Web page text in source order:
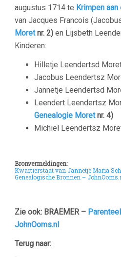
augustus 1714 te Krimpen
van Jacques Francois
Moretnr. 2) en Lijsbeth
Kinderen:
Hilletje Leendertsd
Jacobus Leendertsz
Jannetje Leendertsd
Leendert Leendertsz
Genealogie Moretnr. 4)
Michiel Leendertsz
Bronvermeldingen:
Kwartierstaat van Jannetje Maria
Genealogische Bronnen –
Zie ook: BRAEMER –
JohnOoms.nl
Terug naar: